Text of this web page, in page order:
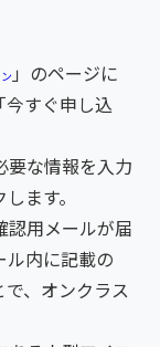
」のページに
すぐ申し込
要な情報を入力
ます。
認用メールが届
ル内に記載の
、オンクラス